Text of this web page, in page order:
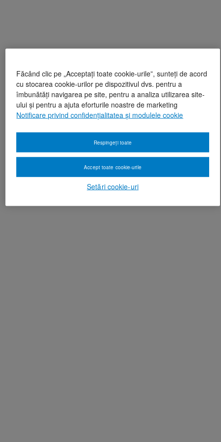
Făcând clic pe „Acceptați toate cookie-urile”, sunteți de acord
cu stocarea cookie-urilor pe dispozitivul dvs. pentru a
îmbunătăți navigarea pe site, pentru a analiza utilizarea site-
ului și pentru a ajuta eforturile noastre de marketing
Notificare privind confidențialitatea și modulele cookie
Setări cookie-uri
Respingeți toate
Accept toate cookie-urile